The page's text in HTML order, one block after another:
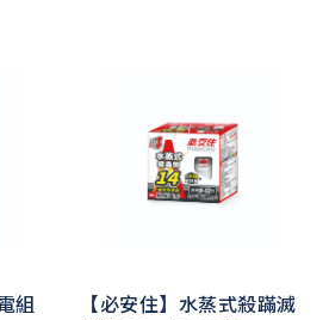
組
【必安住】水蒸式殺蹣滅